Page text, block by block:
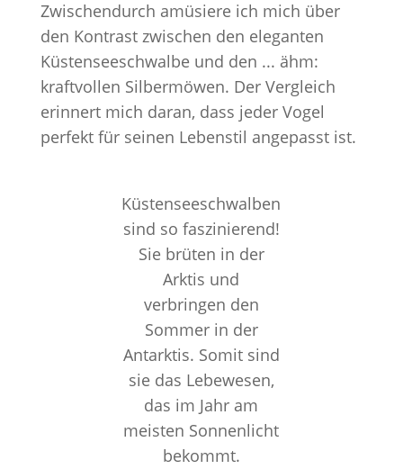
Zwischendurch amüsiere ich mich über
den Kontrast zwischen den eleganten
Küstenseeschwalbe und den ... ähm:
kraftvollen Silbermöwen. Der Vergleich
erinnert mich daran, dass jeder Vogel
perfekt für seinen Lebenstil angepasst ist.
Küstenseeschwalben
sind so faszinierend!
Sie brüten in der
Arktis und
verbringen den
Sommer in der
Antarktis. Somit sind
sie das Lebewesen,
das im Jahr am
meisten Sonnenlicht
bekommt.